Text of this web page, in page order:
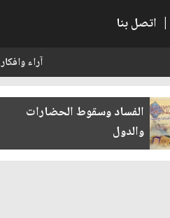
| اتصل بنا
آراء وافكار
الفساد وسقوط الحضارات
والدول